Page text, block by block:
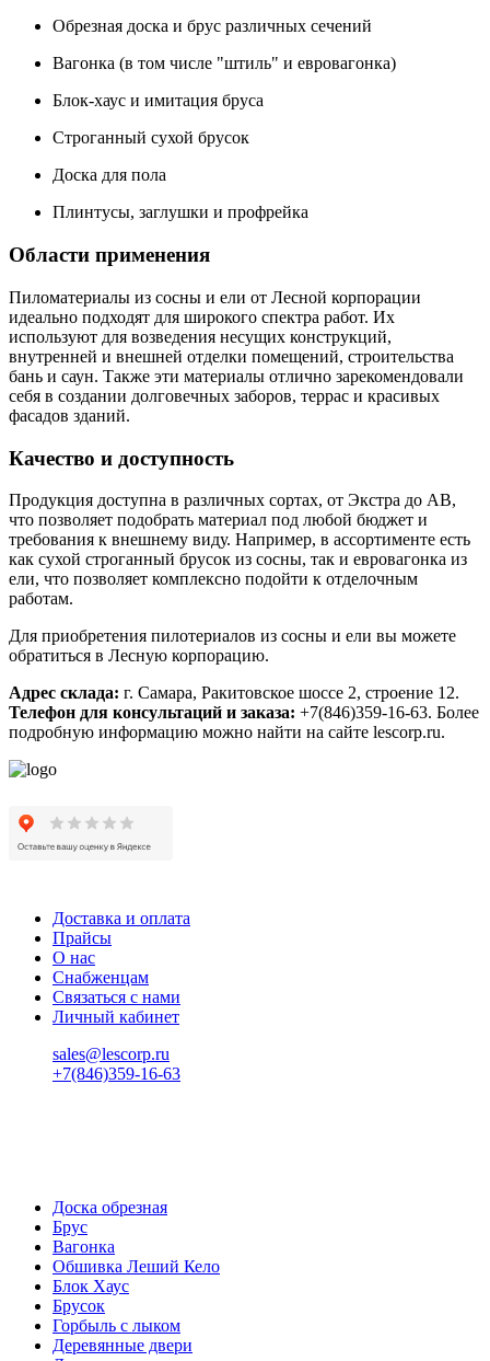
Обрезная доска и брус различных сечений
Вагонка (в том числе "штиль" и евровагонка)
Блок-хаус и имитация бруса
Строганный сухой брусок
Доска для пола
Плинтусы, заглушки и профрейка
Области применения
Пиломатериалы из сосны и ели от Лесной корпорации
идеально подходят для широкого спектра работ. Их
используют для возведения несущих конструкций,
внутренней и внешней отделки помещений, строительства
бань и саун. Также эти материалы отлично зарекомендовали
себя в создании долговечных заборов, террас и красивых
фасадов зданий.
Качество и доступность
Продукция доступна в различных сортах, от Экстра до АВ,
что позволяет подобрать материал под любой бюджет и
требования к внешнему виду. Например, в ассортименте есть
как сухой строганный брусок из сосны, так и евровагонка из
ели, что позволяет комплексно подойти к отделочным
работам.
Для приобретения пилотериалов из сосны и ели вы можете
обратиться в Лесную корпорацию.
Адрес склада: г. Самара, Ракитовское шоссе 2, строение 12.
Телефон для консультаций и заказа: +7(846)359-16-63. Более
подробную информацию можно найти на сайте lescorp.ru.
Доставка и оплата
Прайсы
О нас
Снабженцам
Связаться с нами
Личный кабинет
sales@lescorp.ru
+7(846)359-16-63
Доска обрезная
Брус
Вагонка
Обшивка Леший Кело
Блок Хаус
Брусок
Горбыль с лыком
Деревянные двери